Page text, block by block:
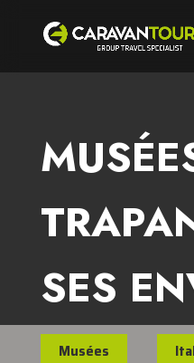
SES
Musées